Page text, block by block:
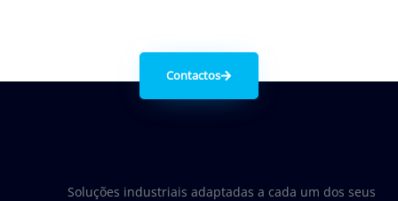
Contactos
Soluções industriais adaptadas a cada um dos seus